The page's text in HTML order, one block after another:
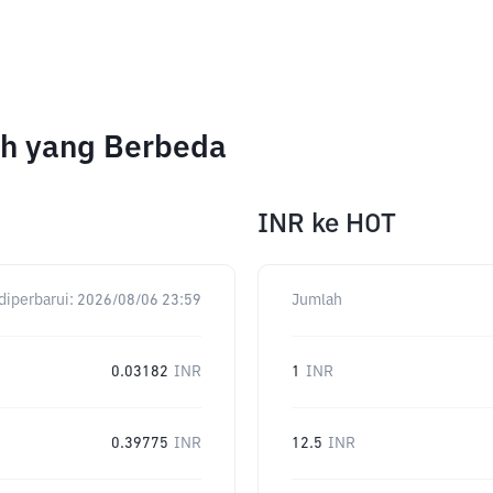
yang Berbeda
2026/08/06 23:59
0.03182 INR
0.39775 INR
INR ke HOT
Jumlah
1 INR
12.5 INR